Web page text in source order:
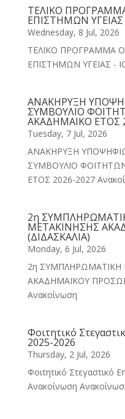
ΤΕΛΙΚΟ
ΕΠΙΣΤΗΜΩΝ ΥΓΕΙΑΣ
Wednesday, 8 Jul, 2026
ΤΕΛΙΚΟ ΠΡΟΓΡΑΜΜΑ
ΕΠΙΣΤΗΜΩΝ ΥΓΕΙΑΣ -
ΑΝΑΚΗΡΥΞΗ
ΣΥΜΒΟΥΛΙΟ
ΑΚΑΔΗΜΑΙΚΟ ΕΤΟΣ
Tuesday, 7 Jul, 2026
ΑΝΑΚΗΡΥΞΗ
ΣΥΜΒΟΥΛΙΟ
ΕΤΟΣ 2026-2027
2η
ΜΕΤΑΚΙΝΗΣΗΣ
(ΔΙΔΑΣΚΑΛΙΑ)
Monday, 6 Jul, 2026
2η
ΑΚΑΔΗΜΑΪΚΟΥ
Ανακοίνωση
Φοιτητικό
2025-2026
Thursday, 2 Jul, 2026
Φοιτητικό Στεγαστικό
Ανακοίνωση